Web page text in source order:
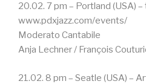
20.02. 7 pm – Portland (USA)
www.pdxjazz.com/events/
Moderato Cantabile
Anja Lechner / François
21.02. 8 pm – Seatle (USA) –